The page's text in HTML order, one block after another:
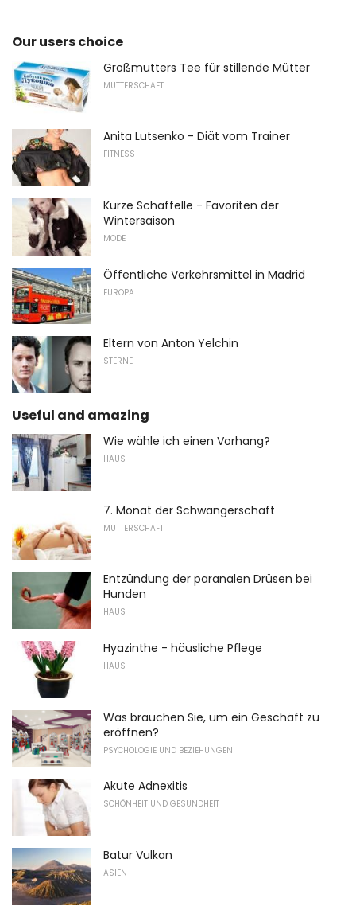
Our users choice
Großmutters Tee für stillende Mütter
MUTTERSCHAFT
Anita Lutsenko - Diät vom Trainer
FITNESS
Kurze Schaffelle - Favoriten der
Wintersaison
MODE
Öffentliche Verkehrsmittel in Madrid
EUROPA
Eltern von Anton Yelchin
STERNE
Useful and amazing
Wie wähle ich einen Vorhang?
HAUS
7. Monat der Schwangerschaft
MUTTERSCHAFT
Entzündung der paranalen Drüsen bei
Hunden
HAUS
Hyazinthe - häusliche Pflege
HAUS
Was brauchen Sie, um ein Geschäft zu
eröffnen?
PSYCHOLOGIE UND BEZIEHUNGEN
Akute Adnexitis
SCHÖNHEIT UND GESUNDHEIT
Batur Vulkan
ASIEN